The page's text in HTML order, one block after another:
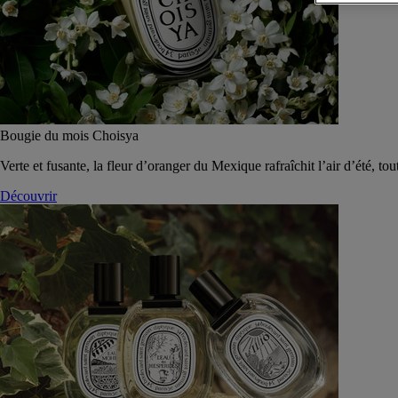
Bougie du mois Choisya
Verte et fusante, la fleur d’oranger du Mexique rafraîchit l’air d’été,
Découvrir